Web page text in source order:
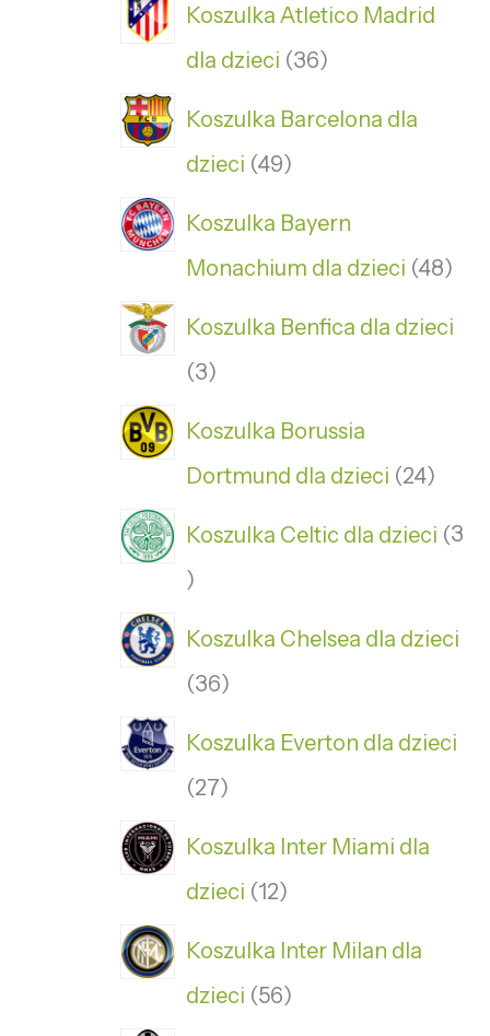
Koszulka Atletico Madrid
dla dzieci 36
Koszulka Barcelona dla
dzieci 49
Koszulka Bayern
Monachium dla dzieci 48
Koszulka Benfica dla dzieci
3
Koszulka Borussia
Dortmund dla dzieci 24
Koszulka Celtic dla dzieci 3
Koszulka Chelsea dla dzieci
36
Koszulka Everton dla dzieci
27
Koszulka Inter Miami dla
dzieci 12
Koszulka Inter Milan dla
dzieci 56